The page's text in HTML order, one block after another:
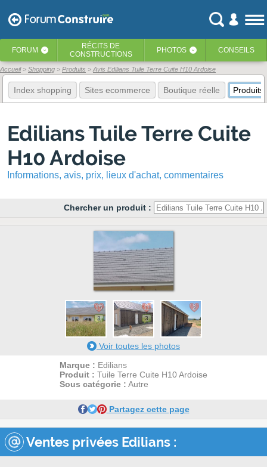
FORUM ‹ RÉCITS DE
CONSTRUCTIONS
PHOTOS ‹ CONSEILS
Accueil Shopping Produits Avis Edilians Tuile Terre Cuite H10 Ardoise
Index shopping Sites ecommerce Boutique réelle Produits
Edilians Tuile Terre Cuite
H10 Ardoise
Informations, avis, prix, lieux d'achat, commentaires
Chercher un produit :
15
3
11
3
2
Voir toutes les photos
Marque : Edilians
Produit : Tuile Terre Cuite H10 Ardoise
Sous catégorie : Autre
Partagez cette page
Ventes privées Edilians :